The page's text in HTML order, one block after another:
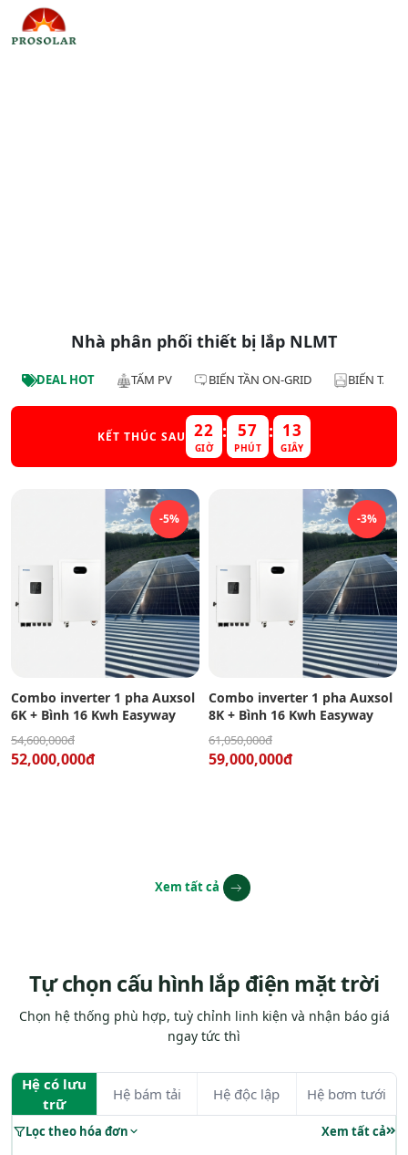
Nhà phân phối thiết bị lắp NLMT
DEAL HOT TẤM PV BIẾN TẦN ON-GRID BIẾN TẦN
KẾT THÚC SAU 22
GIỜ
: 57
PHÚT
: 12
GIÂY
-5%
Combo inverter 1 pha Auxsol
6K + Bình 16 Kwh Easyway
54,600,000đ
52,000,000đ
-3%
Combo inverter 1 pha Auxsol
8K + Bình 16 Kwh Easyway
61,050,000đ
59,000,000đ
Xem tất cả
Tự chọn cấu hình lắp điện mặt trời
Chọn hệ thống phù hợp, tuỳ chỉnh linh kiện và nhận báo giá
ngay tức thì
Hệ có lưu
trữ
Hệ bám tải Hệ độc lập Hệ bơm tưới
Lọc theo hóa đơn Xem tất cả